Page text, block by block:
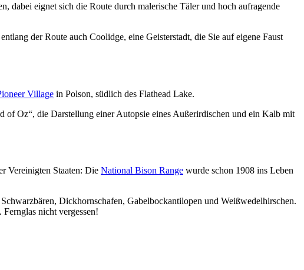
dabei eignet sich die Route durch malerische Täler und hoch aufragende
der Route auch Coolidge, eine Geisterstadt, die Sie auf eigene Faust
Village in Polson, südlich des Flathead Lake.
of Oz“, die Darstellung einer Autopsie eines Außerirdischen und ein Kalb mit
Vereinigten Staaten: Die National Bison Range wurde schon 1908 ins Leben
Dickhornschafen, Gabelbockantilopen und Weißwedelhirschen.
nicht vergessen!